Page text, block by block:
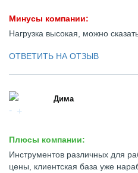
Минусы компании:
Нагрузка высокая, можно
ОТВЕТИТЬ НА ОТЗЫВ
Дима
Плюсы компании:
Инструментов различных для
цены, клиентская база уже